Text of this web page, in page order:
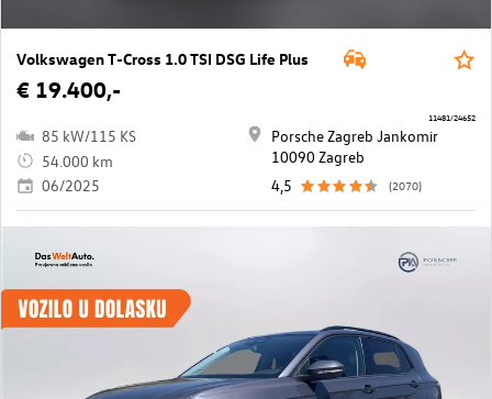
Volkswagen T-Cross 1.0 TSI DSG Life Plus
€ 19.400,-
85 kW/115 KS
54.000 km
06/2025
Porsche Zagreb Jankomir
10090 Zagreb
4,5
(2070)
11481/24652